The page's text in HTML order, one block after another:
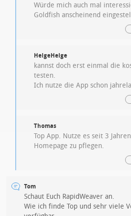
Würde mich auch mal
Goldfish anscheinend
HelgeHelge
kannst doch erst einmal die
testen.
Ich nutze die App schon
Thomas
Top App. Nutze es seit 3
Homepage zu pflegen.
Tom
Schaut Euch RapidWeaver an.
Wie ich finde Top und sehr viele